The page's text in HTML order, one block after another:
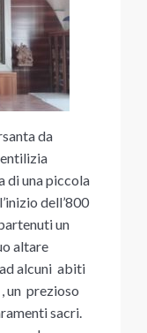
da
di una piccola
dell’800
un
altare
alcuni abiti
un prezioso
sacri.